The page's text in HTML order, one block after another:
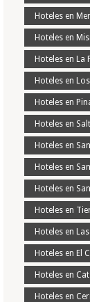
Hoteles en
Hoteles en
Hoteles en La
Hoteles en
Hoteles en
Hoteles en
Hoteles en
Hoteles en
Hoteles en
Hoteles en
Hoteles en
Hoteles en El
Hoteles en
Hoteles en